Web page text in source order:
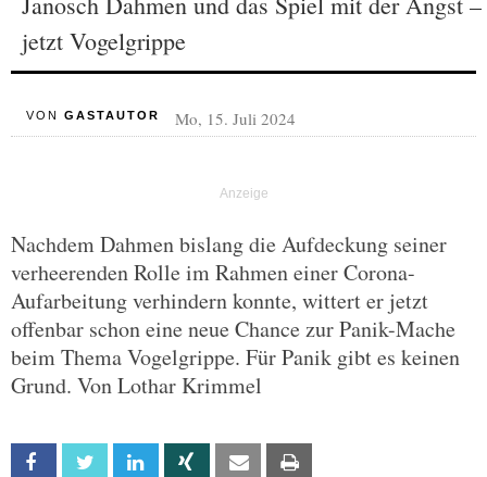
jetzt Vogelgrippe
VON GASTAUTOR Mo, 15. Juli 2024
Nachdem Dahmen bislang die Aufdeckung seiner
verheerenden Rolle im Rahmen einer Corona-
Aufarbeitung verhindern konnte, wittert er jetzt
offenbar schon eine neue Chance zur Panik-Mache
beim Thema Vogelgrippe. Für Panik gibt es keinen
Grund. Von Lothar Krimmel
Facebook Twitter Linkedin Xing Email